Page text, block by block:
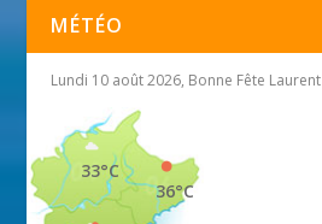
MÉTÉO
Lundi 10 août 2026, Bonne Fête Laurent
36°C
33°C